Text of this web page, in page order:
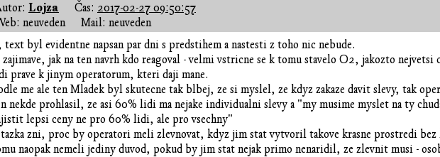
Lojza Čas: 2017-02-27 09:50:57
neuveden
Mail: neuveden
text byl evidentne napsan par dni s predstihem a nastesti z toho nic nebude.
zajimave, jak na ten navrh kdo reagoval - velmi vstricne se k tomu stavelo O2, jakozto
prave k jinym operatorum, kteri daji mane.
me ale ten Mladek byl skutecne tak blbej, ze si myslel, ze kdyz zakaze davit slevy, tak
nekde prohlasil, ze asi 60% lidi ma nejake individualni slevy a "my musime myslet na ty
lepsi ceny ne pro 60% lidi, ale pro vsechny"
zni, proc by operatori meli zlevnovat, kdyz jim stat vytvoril takove krasne prostredi
naopak nemeli jediny duvod, pokud by jim stat nejak primo nenaridil, ze zlevnit musi -